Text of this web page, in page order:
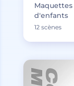
d'enfants
12 scènes